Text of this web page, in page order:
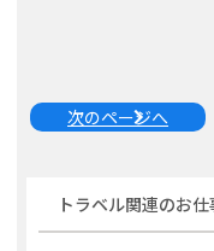
次のページへ
トラベル関連のお仕